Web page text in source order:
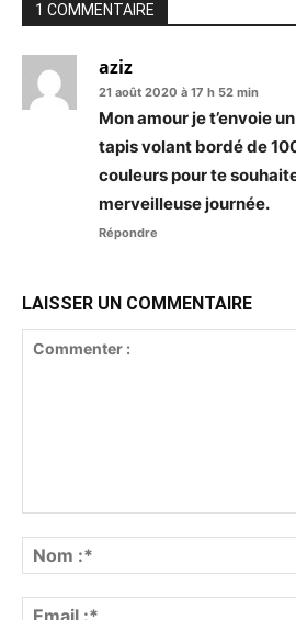
1 COMMENTAIRE
aziz
21 août 2020 à 17 h 52 min
Mon amour je t’envoie
tapis volant bordé de
couleurs pour te
merveilleuse journée.
Répondre
LAISSER UN COMMENTAIRE